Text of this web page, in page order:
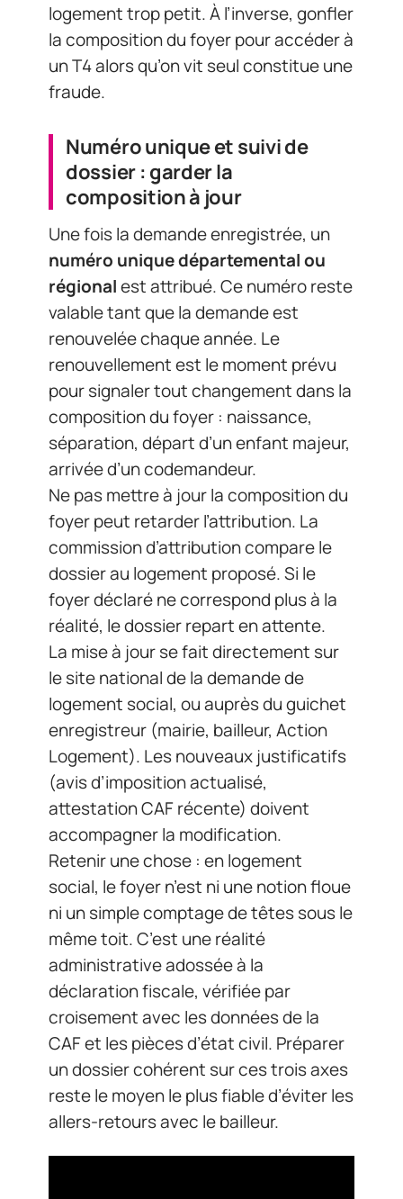
logement trop petit. À l’inverse, gonfler
la composition du foyer pour accéder à
un T4 alors qu’on vit seul constitue une
fraude.
Numéro unique et suivi de
dossier : garder la
composition à jour
Une fois la demande enregistrée, un
numéro unique départemental ou
régionalest attribué. Ce numéro reste
valable tant que la demande est
renouvelée chaque année. Le
renouvellement est le moment prévu
pour signaler tout changement dans la
composition du foyer : naissance,
séparation, départ d’un enfant majeur,
arrivée d’un codemandeur.
Ne pas mettre à jour la composition du
foyer peut retarder l’attribution. La
commission d’attribution compare le
dossier au logement proposé. Si le
foyer déclaré ne correspond plus à la
réalité, le dossier repart en attente.
La mise à jour se fait directement sur
le site national de la demande de
logement social, ou auprès du guichet
enregistreur (mairie, bailleur, Action
Logement). Les nouveaux justificatifs
(avis d’imposition actualisé,
attestation CAF récente) doivent
accompagner la modification.
Retenir une chose : en logement
social, le foyer n’est ni une notion floue
ni un simple comptage de têtes sous le
même toit. C’est une réalité
administrative adossée à la
déclaration fiscale, vérifiée par
croisement avec les données de la
CAF et les pièces d’état civil. Préparer
un dossier cohérent sur ces trois axes
reste le moyen le plus fiable d’éviter les
allers-retours avec le bailleur.